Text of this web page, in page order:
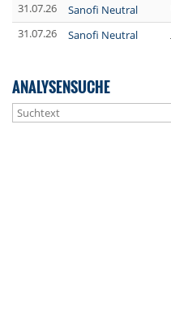
31.07.26
Sanofi Neutral
31.07.26
Sanofi Neutral
ANALYSENSUCHE